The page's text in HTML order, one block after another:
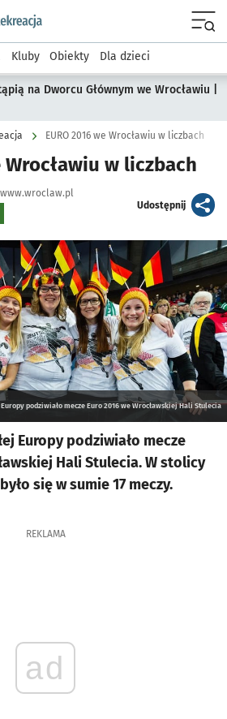
podserwis: Sport i rekreacja
Kluby Obiekty Dla dzieci
na Dworcu Głównym we Wrocławiu |
EURO 2016 we Wrocławiu w liczbach
Wrocławiu w liczbach
www.wroclaw.pl
Udostępnijartykuł
podziwiało mecze Euro 2016 we Wrocławskiej Hali Stulecia
Europy podziwiało mecze
Hali Stulecia. W stolicy
się w sumie 17 meczy.
REKLAMA
ad